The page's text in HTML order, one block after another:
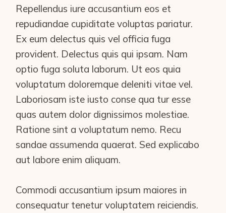
Repellendus iure accusantium eos et
repudiandae cupiditate voluptas pariatur.
Ex eum delectus quis vel officia fuga
provident. Delectus quis qui ipsam. Nam
optio fuga soluta laborum. Ut eos quia
voluptatum doloremque deleniti vitae vel.
Laboriosam iste iusto conse qua tur esse
quas autem dolor dignissimos molestiae.
Ratione sint a voluptatum nemo. Recu
sandae assumenda quaerat. Sed explicabo
aut labore enim aliquam.
Commodi accusantium ipsum maiores in
consequatur tenetur voluptatem reiciendis.